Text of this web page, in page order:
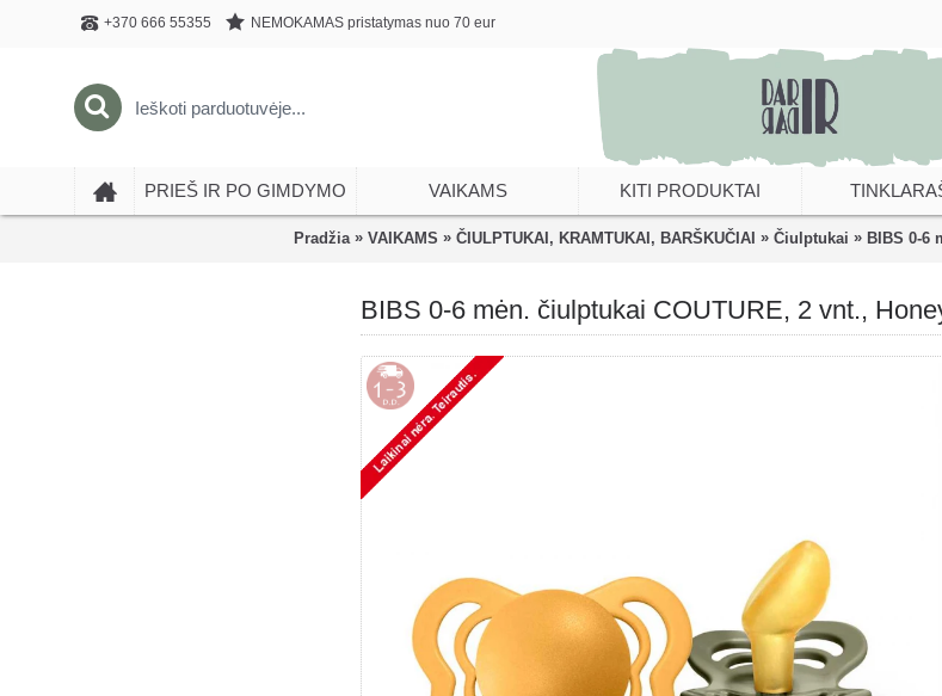
+370 666 55355 NEMOKAMAS pristatymas nuo 70 eur
PRIEŠ IR PO GIMDYMO VAIKAMS KITI PRODUKTAI
Pradžia » VAIKAMS » ČIULPTUKAI, KRAMTUKAI, BARŠKUČIAI » Čiulptukai » BIBS 0-6
BIBS 0-6 mėn. čiulptukai COUTURE, 2 vnt.,